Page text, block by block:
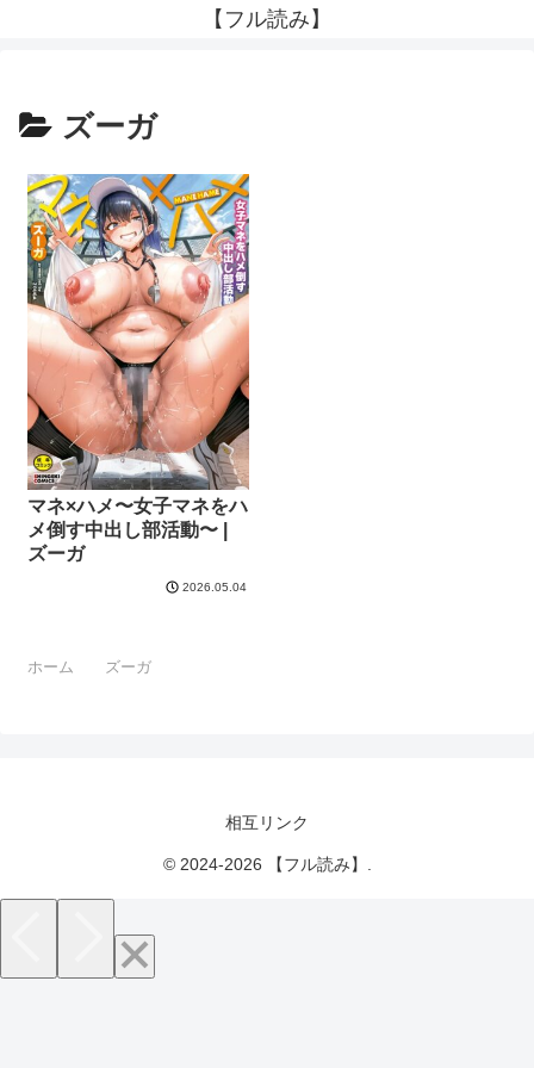
【フル読み】
ズーガ
マネ×ハメ〜女子マネをハ
メ倒す中出し部活動〜 |
ズーガ
2026.05.04
ホーム ズーガ
相互リンク
© 2024-2026 【フル読み】.